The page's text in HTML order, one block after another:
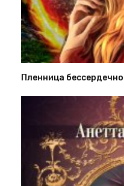
Пленница